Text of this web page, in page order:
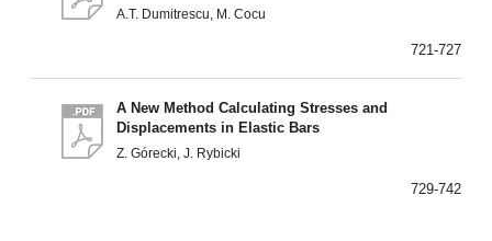
A.T. Dumitrescu, M. Cocu
721-727
A New Method Calculating Stresses and
Displacements in Elastic Bars
Z. Górecki, J. Rybicki
729-742